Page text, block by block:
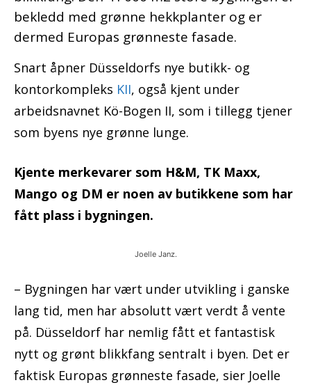
bekledd med grønne hekkplanter og er
dermed Europas grønneste fasade.
Snart åpner Düsseldorfs nye butikk- og
kontorkompleks KII, også kjent under
arbeidsnavnet Kö-Bogen II, som i tillegg tjener
som byens nye grønne lunge.
Kjente merkevarer som H&M, TK Maxx,
Mango og DM er noen av butikkene som har
fått plass i bygningen.
Joelle Janz.
– Bygningen har vært under utvikling i ganske
lang tid, men har absolutt vært verdt å vente
på. Düsseldorf har nemlig fått et fantastisk
nytt og grønt blikkfang sentralt i byen. Det er
faktisk Europas grønneste fasade, sier Joelle